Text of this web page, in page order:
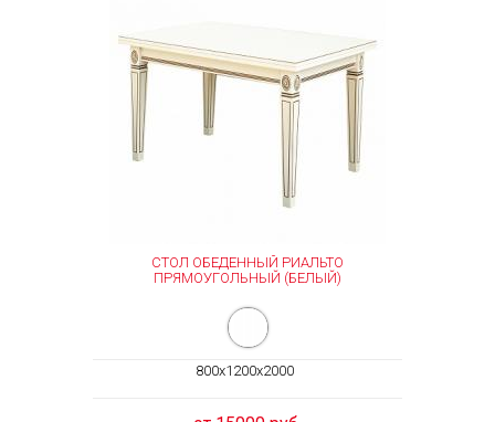
СТОЛ ОБЕДЕННЫЙ РИАЛЬТО
ПРЯМОУГОЛЬНЫЙ (БЕЛЫЙ)
800x1200x2000